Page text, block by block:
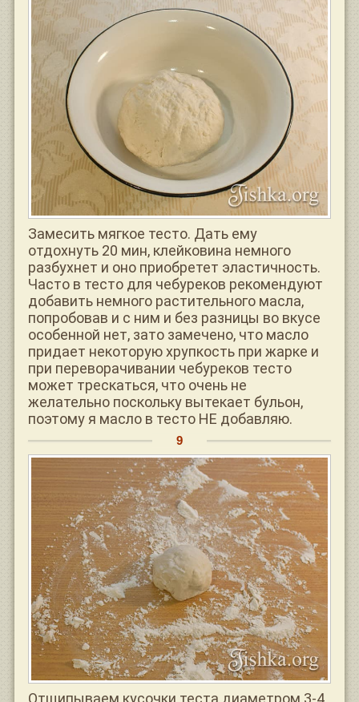
Замесить мягкое тесто. Дать ему
отдохнуть 20 мин, клейковина немного
разбухнет и оно приобретет эластичность.
Часто в тесто для чебуреков рекомендуют
добавить немного растительного масла,
попробовав и с ним и без разницы во вкусе
особенной нет, зато замечено, что масло
придает некоторую хрупкость при жарке и
при переворачивании чебуреков тесто
может трескаться, что очень не
желательно поскольку вытекает бульон,
поэтому я масло в тесто НЕ добавляю.
Отщипываем кусочки теста диаметром 3-4